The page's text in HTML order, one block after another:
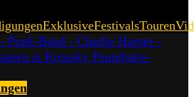
ExklusiveFestivalsTouren